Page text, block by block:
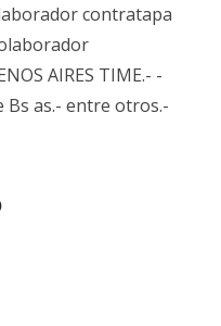
contratapa
AIRES TIME.- -
Bs as.- entre otros.-